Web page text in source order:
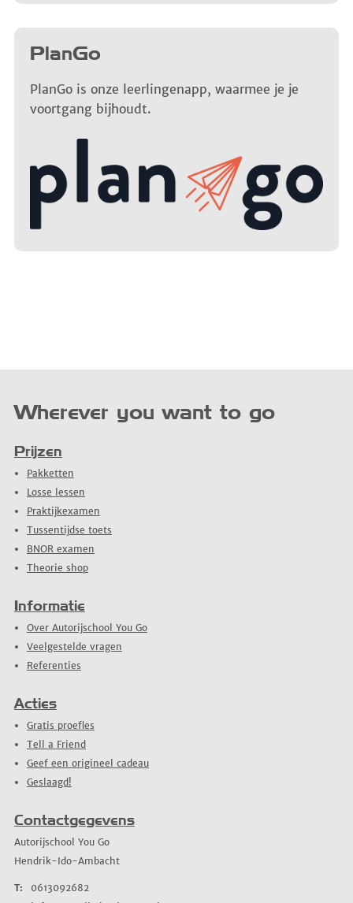
PlanGo
PlanGo is onze leerlingenapp, waarmee je je
voortgang bijhoudt.
Wherever you want to go
Prijzen
Pakketten
Losse lessen
Praktijkexamen
Tussentijdse toets
BNOR examen
Theorie shop
Informatie
Over Autorijschool You Go
Veelgestelde vragen
Referenties
Acties
Gratis proefles
Tell a Friend
Geef een origineel cadeau
Geslaagd!
Contactgegevens
Autorijschool You Go
Hendrik-Ido-Ambacht
T:
0613092682